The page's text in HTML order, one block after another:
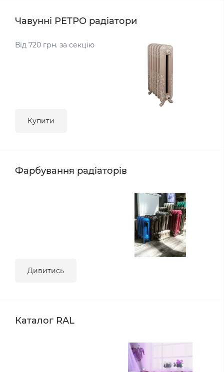
Чавунні РЕТРО радіатори
Від 720 грн. за секцію
Купити
Фарбування радіаторів
Дивитись
Каталог RAL